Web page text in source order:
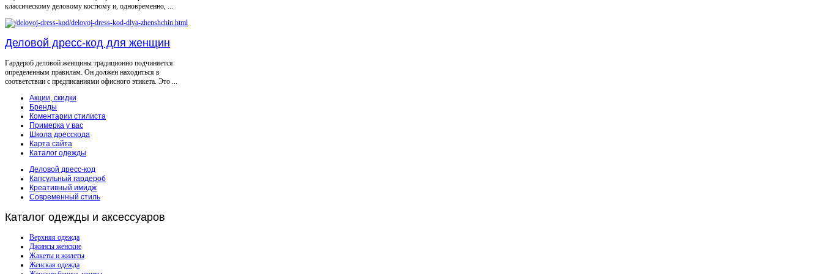
классическому деловому костюму и, одновременно, ...
Деловой дресс-код для женщин
Гардероб деловой женщины традиционно подчиняется
определенным правилам. Он должен находиться в
соответствии с предписаниями офисного этикета. Это ...
Акции, скидки
Бренды
Коментарии стилиста
Примерка у вас
Школа дресскода
Карта сайта
Каталог одежды
Деловой дресс-код
Капсульный гардероб
Креативный имидж
Современный стиль
Каталог одежды и аксессуаров
Верхняя одежда
Джинсы женские
Жакеты и жилеты
Женская одежда